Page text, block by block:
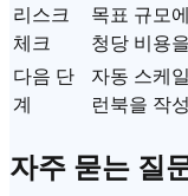
리스크
체크
목표 규모
청당 비용
다음 단
계
자동 스케
런북을 작성
자주 묻는 질